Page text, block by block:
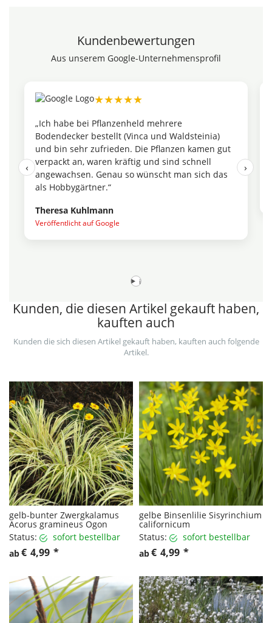
Kundenbewertungen
Aus unserem Google-Unternehmensprofil
★★★★★
„Ich habe bei Pflanzenheld mehrere
Bodendecker bestellt (Vinca und Waldsteinia)
und bin sehr zufrieden. Die Pflanzen kamen gut
verpackt an, waren kräftig und sind schnell
angewachsen. Genau so wünscht man sich das
als Hobbygärtner.“
Theresa Kuhlmann
Veröffentlicht auf Google
‹ ›
i
Kunden, die diesen Artikel gekauft haben,
kauften auch
Kunden die sich diesen Artikel gekauft haben, kauften auch folgende
Artikel.
gelb-bunter Zwergkalamus
Acorus gramineus Ogon
Status:
sofort bestellbar
ab€ 4,99 *
gelbe Binsenlilie Sisyrinchium
californicum
Status:
sofort bestellbar
ab€ 4,99 *